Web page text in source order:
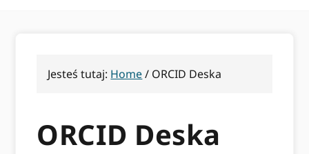
Jesteś tutaj: Home/ ORCID Deska
ORCID Deska